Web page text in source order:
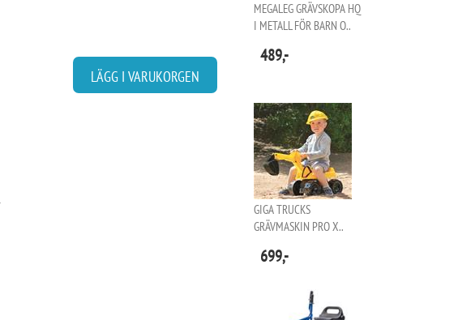
LÄGG I VARUKORGEN
MEGALEG GRÄVSKOPA HQ
I METALL FÖR BARN O..
489,-
GIGA TRUCKS
GRÄVMASKIN PRO X..
699,-